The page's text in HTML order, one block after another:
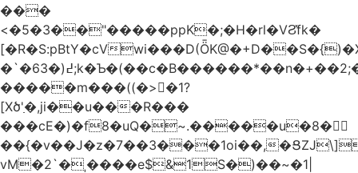
���
<�5�3��"�����ppK�;�H�rl�VϨ̽fk�
[�R�S:pBtY�cV
�`�6߄(�3;k�Ƅ�(��c�B������*��n�+��2;��^��Q�މ7X�v�b
�����m���((�>򍹐�1?
[Xծ߲'�,ji��u���R���
���cE�)�f8�uQ�~.�����u�8�𠗒
��{�v��J�z�7��3���1oi��,
vM�2`�ˌ����e$&1S�)��~�1|